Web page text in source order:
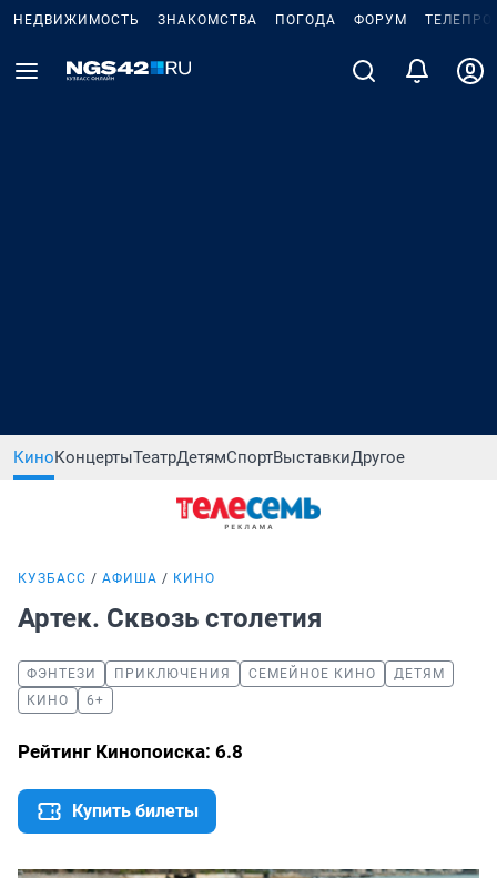
НЕДВИЖИМОСТЬ ЗНАКОМСТВА ПОГОДА ФОРУМ
КиноКонцертыТеатрДетямСпортВыставкиДругое
КУЗБАСС АФИША КИНО
Артек. Сквозь столетия
ФЭНТЕЗИ ПРИКЛЮЧЕНИЯ СЕМЕЙНОЕ КИНО
ДЕТЯМ
КИНО
6+
Рейтинг Кинопоиска: 6.8
Купить билеты